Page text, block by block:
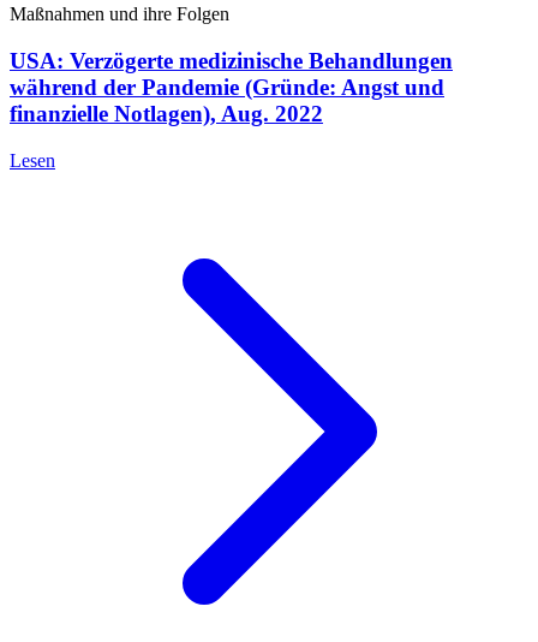
Maßnahmen und ihre Folgen
USA: Verzögerte medizinische Behandlungen
während der Pandemie (Gründe: Angst und
finanzielle Notlagen), Aug. 2022
Lesen